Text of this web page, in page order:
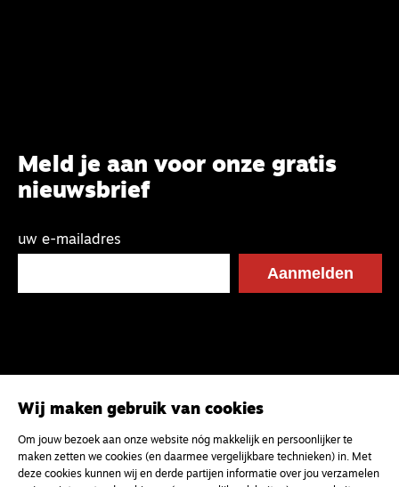
Meld je aan voor onze gratis
nieuwsbrief
uw e-mailadres
Wij maken gebruik van cookies
Om jouw bezoek aan onze website nóg makkelijk en persoonlijker te
maken zetten we cookies (en daarmee vergelijkbare technieken) in. Met
deze cookies kunnen wij en derde partijen informatie over jou verzamelen